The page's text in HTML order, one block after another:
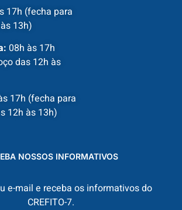
17h (fecha para
13h)
08h às 17h
das 12h às
17h (fecha para
12h às 13h)
NOSSOS INFORMATIVOS
e-mail e receba os informativos do
CREFITO-7.